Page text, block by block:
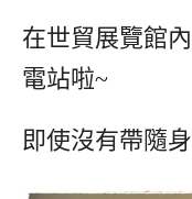
在世貿展覽館
電站啦~
即使沒有帶隨